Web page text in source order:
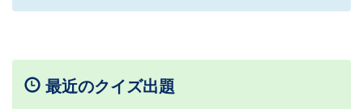
最近のクイズ出題